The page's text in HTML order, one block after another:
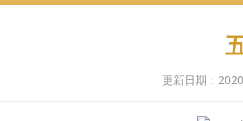
更新日期：